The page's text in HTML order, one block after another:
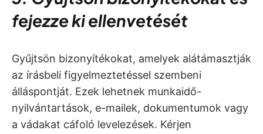
fejezze ki ellenvetését
Gyűjtsön bizonyítékokat, amelyek alátámasztják
az írásbeli figyelmeztetéssel szembeni
álláspontját. Ezek lehetnek munkaidő-
nyilvántartások, e-mailek, dokumentumok vagy
a vádakat cáfoló levelezések. Kérjen